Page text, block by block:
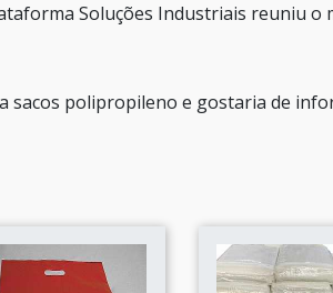
Soluções Industriais reuniu
sacos polipropileno e gostaria de